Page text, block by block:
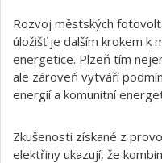
Rozvoj městských
úložišť je dalším krokem k
energetice. Plzeň tím
ale zároveň vytváří
energií a komunitní
Zkušenosti získané z
elektřiny ukazují, že